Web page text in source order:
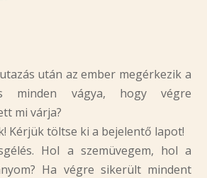
után az ember megérkezik a
minden vágya, hogy végre
mi várja?
Kérjük töltse ki a bejelentő lapot!
Hol a szemüvegem, hol a
Ha végre sikerült mindent